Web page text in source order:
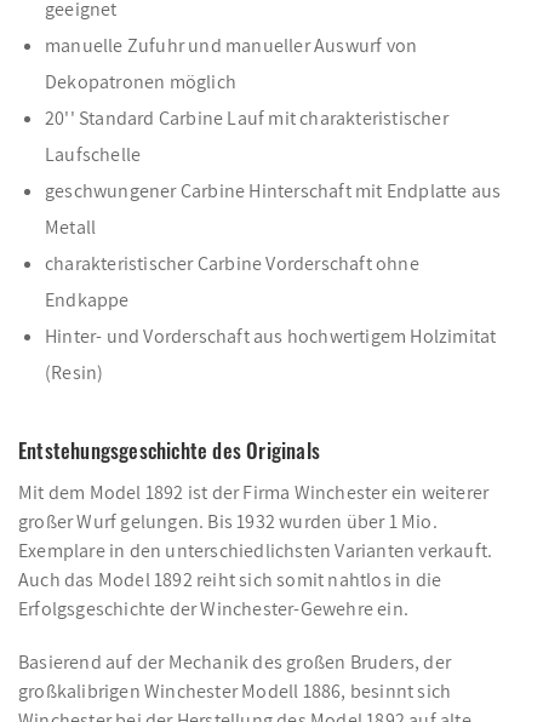
geeignet
manuelle Zufuhr und manueller Auswurf von
Dekopatronen möglich
20'' Standard Carbine Lauf mit charakteristischer
Laufschelle
geschwungener Carbine Hinterschaft mit Endplatte aus
Metall
charakteristischer Carbine Vorderschaft ohne
Endkappe
Hinter- und Vorderschaft aus hochwertigem Holzimitat
(Resin)
Entstehungsgeschichte des Originals
Mit dem Model 1892 ist der Firma Winchester ein weiterer
großer Wurf gelungen. Bis 1932 wurden über 1 Mio.
Exemplare in den unterschiedlichsten Varianten verkauft.
Auch das Model 1892 reiht sich somit nahtlos in die
Erfolgsgeschichte der Winchester-Gewehre ein.
Basierend auf der Mechanik des großen Bruders, der
großkalibrigen Winchester Modell 1886, besinnt sich